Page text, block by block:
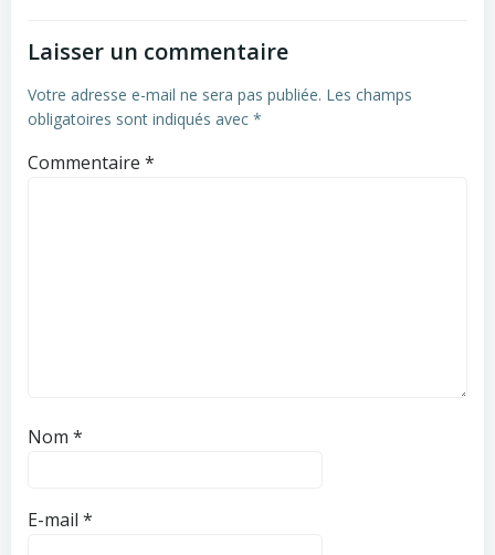
Laisser un commentaire
Votre adresse e-mail ne sera pas publiée. Les champs
obligatoires sont indiqués avec *
Commentaire *
Nom *
E-mail *